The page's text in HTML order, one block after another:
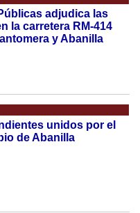
adjudica las
la carretera RM-414
y Abanilla
unidos por el
de Abanilla